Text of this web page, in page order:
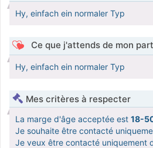
Hy, einfach ein normaler Typ
Ce que j'attends de mon
Hy, einfach ein normaler Typ
Mes critères à respecter
La marge d'âge acceptée est 18-
Je souhaite être contacté
Je veux être contacté uniquement